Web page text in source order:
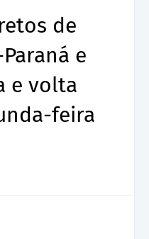
de
e
e volta
feira